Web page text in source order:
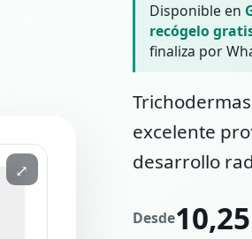
⤢
Disponible en
recógelo
finaliza por
excelente
desarrollo
Desde